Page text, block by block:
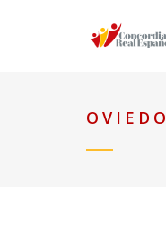
OVIEDO